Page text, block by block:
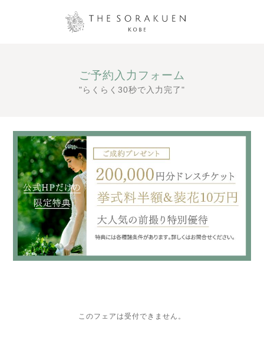
ご予約入力フォーム
"らくらく30秒で入力完了"
このフェアは受付できません。